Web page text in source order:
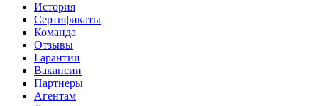
История
Сертификаты
Команда
Отзывы
Гарантии
Вакансии
Партнеры
Агентам